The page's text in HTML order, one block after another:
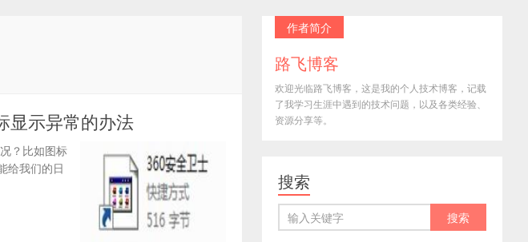
显示异常的办法
？比如图标
给我们的日
作者简介
路飞博客
欢迎光临路飞博客，这是我的个人技术博客，记载
了我学习生涯中遇到的技术问题，以及各类经验、
资源分享等。
搜索